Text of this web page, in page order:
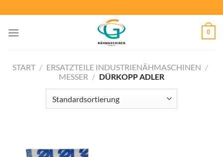
Inhalt
springen
0
START / ERSATZTEILE INDUSTRIENÄHMASCHINEN /
MESSER / DÜRKOPP ADLER